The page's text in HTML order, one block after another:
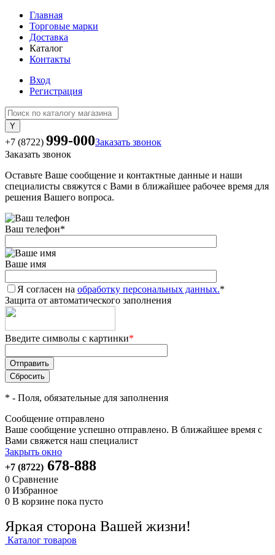
Главная
Торговые марки
Доставка
Каталог
Контакты
Вход
Регистрация
+7 (8722) 999-000Заказать звонок
Заказать звонок
Оставьте Ваше сообщение и контактные данные и наши
специалисты свяжутся с Вами в ближайшее рабочее время для
решения Вашего вопроса.
Ваш телефон*
Ваше имя
Я согласен на обработку персональных данных.*
Защита от автоматического заполнения
Введите символы с картинки*
* - Поля, обязательные для заполнения
Сообщение отправлено
Ваше сообщение успешно отправлено. В ближайшее время с
Вами свяжется наш специалист
Закрыть окно
+7 (8722) 678-888
0 Сравнение
0 Избранное
0 В корзине пока пусто
Яркая сторона Вашей жизни!
Каталог товаров